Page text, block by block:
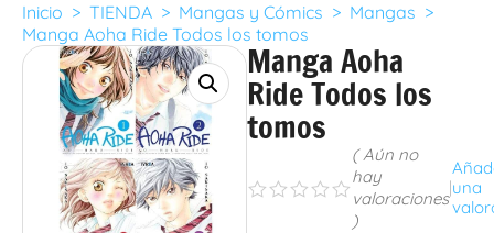
Inicio > TIENDA > Mangas y Cómics > Mangas >
Manga Aoha Ride Todos los tomos
Manga Aoha
Ride Todos los
tomos
sssss
( Aún no
hay
valoraciones
)
una